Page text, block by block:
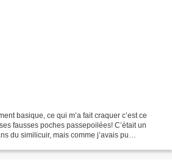
basique, ce qui m’a fait craquer c’est ce
fausses poches passepoilées! C’était un
du similicuir, mais comme j’avais pu